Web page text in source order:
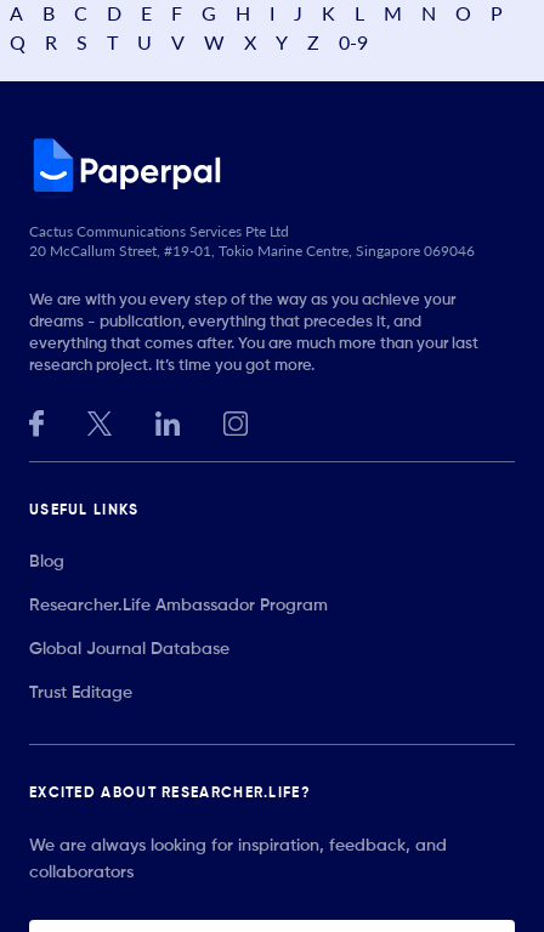
A B C D E F G H I J K L M N O
P
Q
R S T U V W X Y Z 0-9
Cactus Communications Services Pte Ltd
20 McCallum Street, #19-01, Tokio Marine Centre, Singapore 069046
We are with you every step of the way as you achieve your
dreams - publication, everything that precedes it, and
everything that comes after. You are much more than your last
research project. It’s time you got more.
USEFUL LINKS
Blog
Researcher.Life Ambassador Program
Global Journal Database
Trust Editage
EXCITED ABOUT RESEARCHER.LIFE?
We are always looking for inspiration, feedback, and
collaborators